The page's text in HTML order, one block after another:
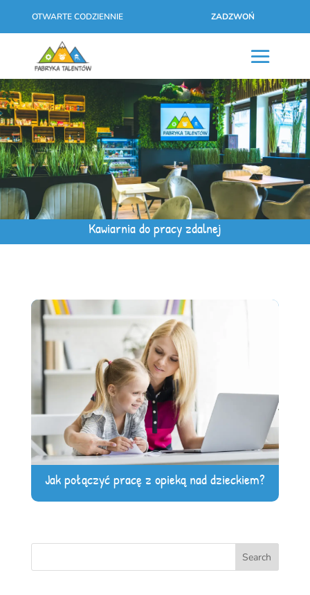
OTWARTE CODZIENNIE ZADZWOŃ
Kawiarnia do pracy zdalnej
Jak połączyć pracę z opieką nad dzieckiem?
Search